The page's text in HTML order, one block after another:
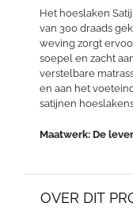
Het hoeslaken
van 300 draads
weving zorgt
soepel en zacht
verstelbare
en aan het
satijnen
Maatwerk: De
OVER DIT